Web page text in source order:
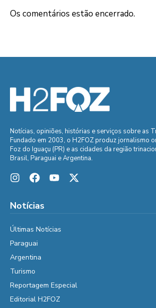
Os comentários estão encerrado.
Notícias, opiniões, histórias e serviços sobre as
Fundado em 2003, o H2FOZ produz jornalismo
Foz do Iguaçu (PR) e as cidades da região
Brasil, Paraguai e Argentina.
Notícias
Últimas Notícias
Paraguai
Argentina
Turismo
Reportagem Especial
Editorial H2FOZ